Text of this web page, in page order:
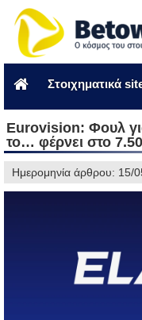
Στοιχηματικά
Eurovision: Φουλ
το… φέρνει στο 7.50
Ημερομηνία άρθρου: 15/